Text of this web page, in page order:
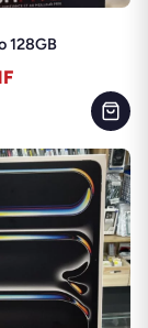
128GB